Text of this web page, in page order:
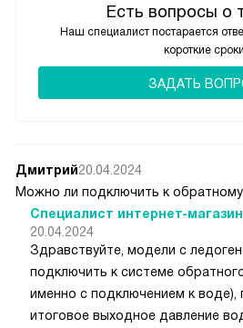
Есть вопросы о
Наш специалист постарается
короткие сроки
ЗАДАТЬ
Дмитрий20.04.2024
Можно ли подключить к
Специалист интернет-
20.04.2024
Здравствуйте, модели с
подключить к системе
именно с подключением к воде),
итоговое выходное давление